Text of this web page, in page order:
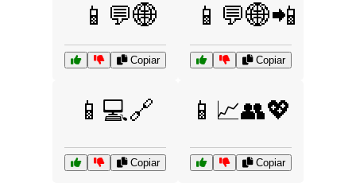
📱💬🌐
Copiar
📱💬🌐📲
Copiar
📱💻🔗
Copiar
📱📈👥💖
Copiar